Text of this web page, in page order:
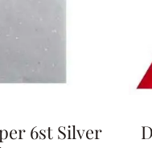
6st Silver